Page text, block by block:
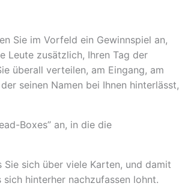
Sie im Vorfeld ein Gewinnspiel an,
Leute zusätzlich, Ihren Tag der
überall verteilen, am Eingang, am
seinen Namen bei Ihnen hinterlässt,
Boxes” an, in die die
sich über viele Karten, und damit
hinterher nachzufassen lohnt.